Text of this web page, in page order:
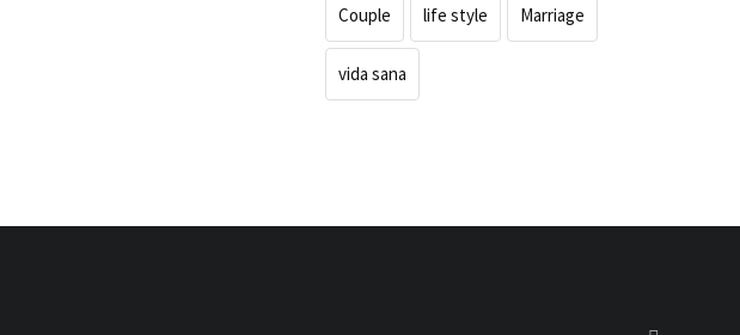
Couple life style Marriage
vida sana